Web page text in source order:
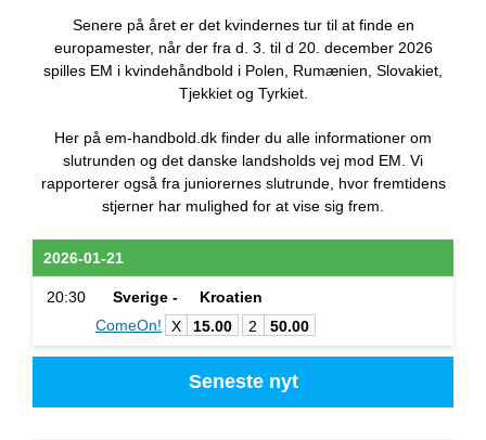
Senere på året er det kvindernes tur til at finde en
europamester, når der fra d. 3. til d 20. december 2026
spilles EM i kvindehåndbold i Polen, Rumænien, Slovakiet,
Tjekkiet og Tyrkiet.
Her på em-handbold.dk finder du alle informationer om
slutrunden og det danske landsholds vej mod EM. Vi
rapporterer også fra juniorernes slutrunde, hvor fremtidens
stjerner har mulighed for at vise sig frem.
2026-01-21
20:30 Sverige -
Kroatien
ComeOn!
X 15.00 2 50.00
Seneste nyt